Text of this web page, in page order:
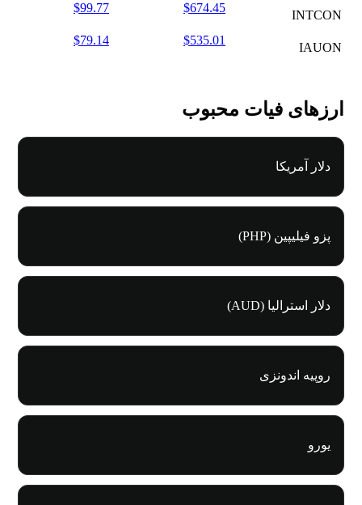
INTCON
$674.45
$99.77
IAUON
$535.01
$79.14
ارزهای فیات محبوب
دلار آمریکا
پزو فیلیپین (PHP)
دلار استرالیا (AUD)
روپیه اندونزی
یورو